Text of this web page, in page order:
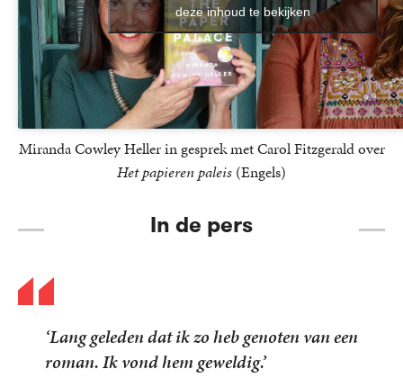
deze inhoud te bekijken
Miranda Cowley Heller in gesprek met Carol Fitzgerald over
Het papieren paleis (Engels)
In de pers
‘Lang geleden dat ik zo heb genoten van een
roman. Ik vond hem geweldig.’